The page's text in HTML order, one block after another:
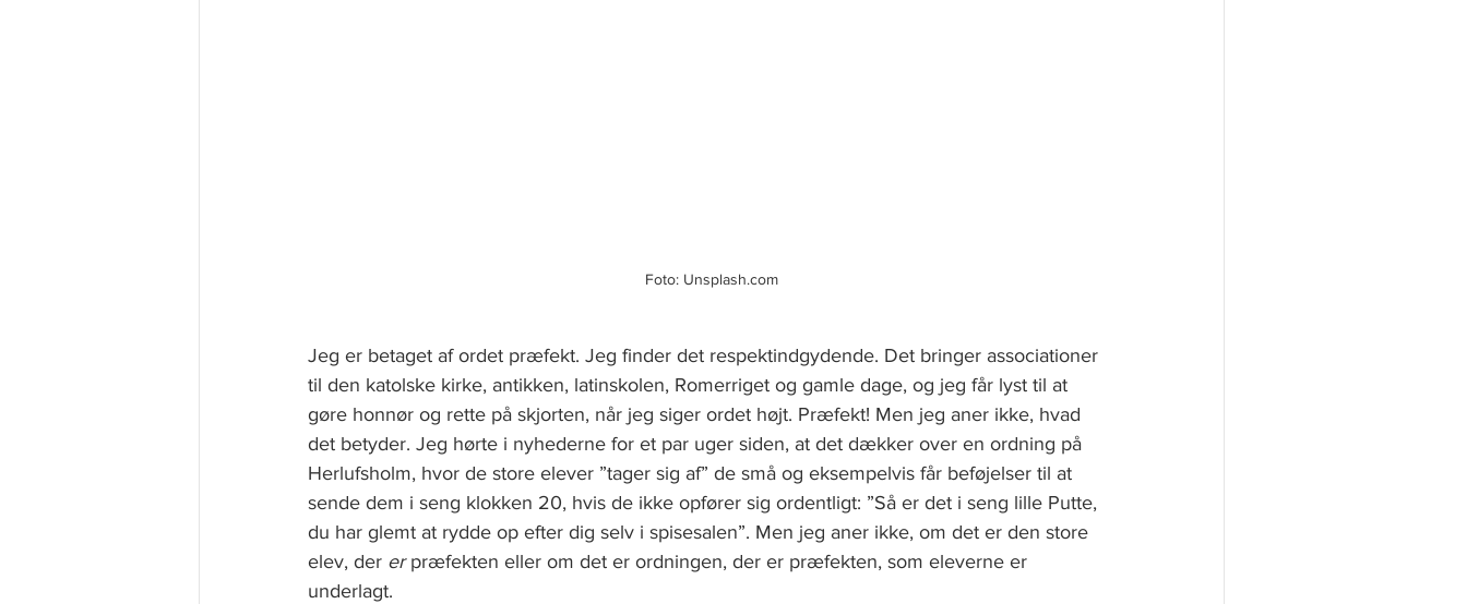
Foto: Unsplash.com
Jeg er betaget af ordet præfekt. Jeg finder det respektindgydende. Det bringer associationer
til den katolske kirke, antikken, latinskolen, Romerriget og gamle dage, og jeg får lyst til at
gøre honnør og rette på skjorten, når jeg siger ordet højt. Præfekt! Men jeg aner ikke, hvad
det betyder. Jeg hørte i nyhederne for et par uger siden, at det dækker over en ordning på
Herlufsholm, hvor de store elever ”tager sig af” de små og eksempelvis får beføjelser til at
sende dem i seng klokken 20, hvis de ikke opfører sig ordentligt: ”Så er det i seng lille Putte,
du har glemt at rydde op efter dig selv i spisesalen”. Men jeg aner ikke, om det er den store
elev, der er præfekten eller om det er ordningen, der er præfekten, som eleverne er
underlagt.